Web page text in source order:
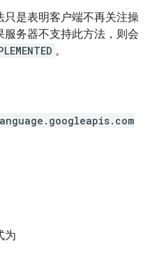
是表明客户端不再关注操
务器不支持此方法，则会
。
为